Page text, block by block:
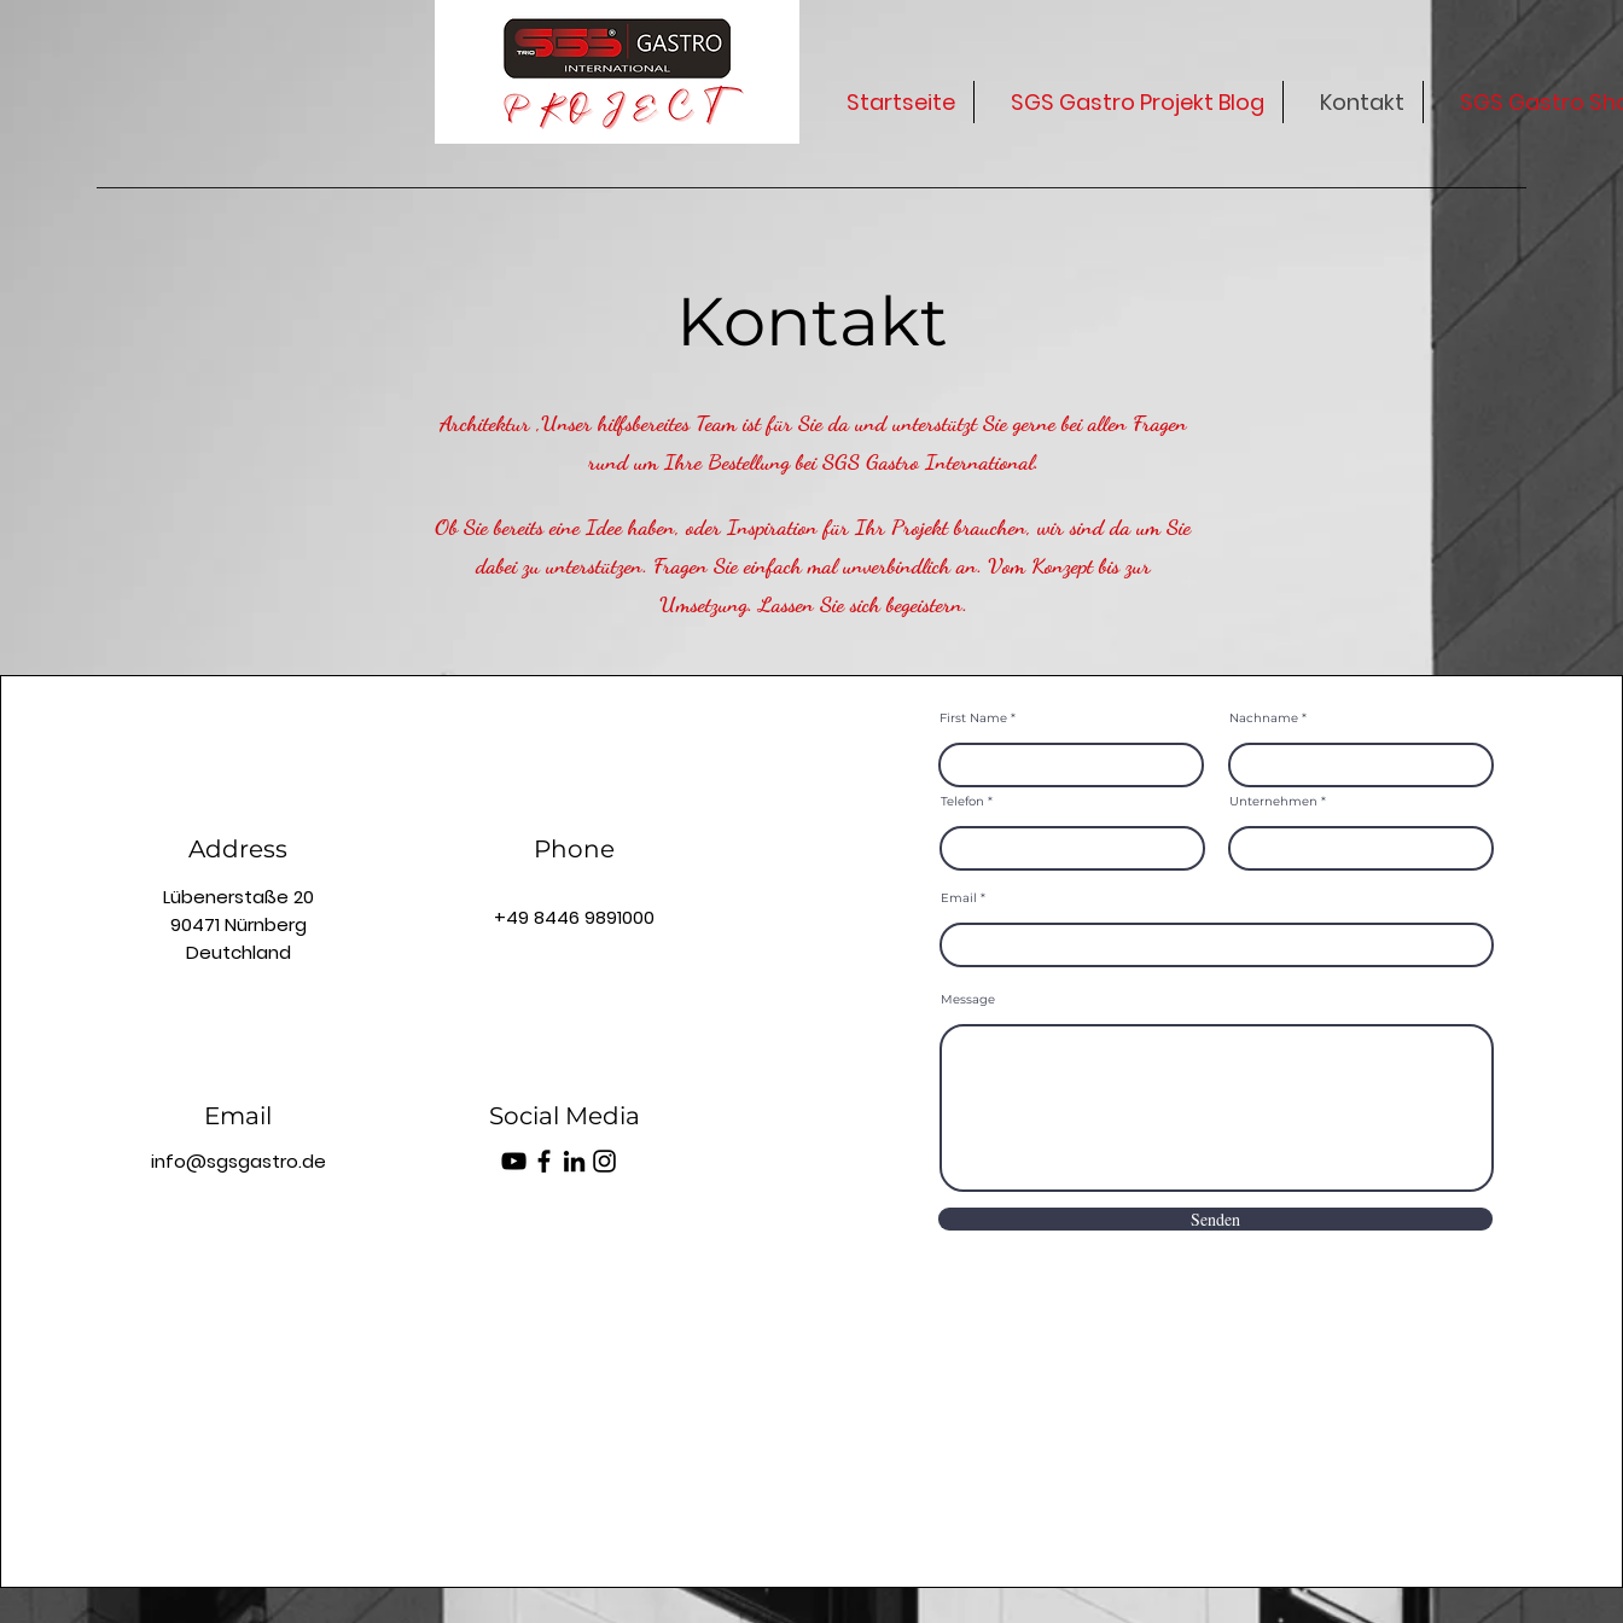
Startseite SGS Gastro Projekt Blog Kontakt SGS Gastro
Kontakt
Architektur ,Unser hilfsbereites Team ist für Sie da und unterstützt Sie gerne bei allen Fragen
rund um Ihre Bestellung bei SGS Gastro International.
Ob Sie bereits eine Idee haben, oder Inspiration für Ihr Projekt brauchen, wir sind da um Sie
dabei zu unterstützen. Fragen Sie einfach mal unverbindlich an. Vom Konzept bis zur
Umsetzung. Lassen Sie sich begeistern.
Address
Lübenerstaße 20
90471 Nürnberg
Deutchland
Email
info@sgsgastro.de
Phone
+49 8446 9891000
Social Media
First Name
Telefon
Nachname
Unternehmen
Email
Message
Senden